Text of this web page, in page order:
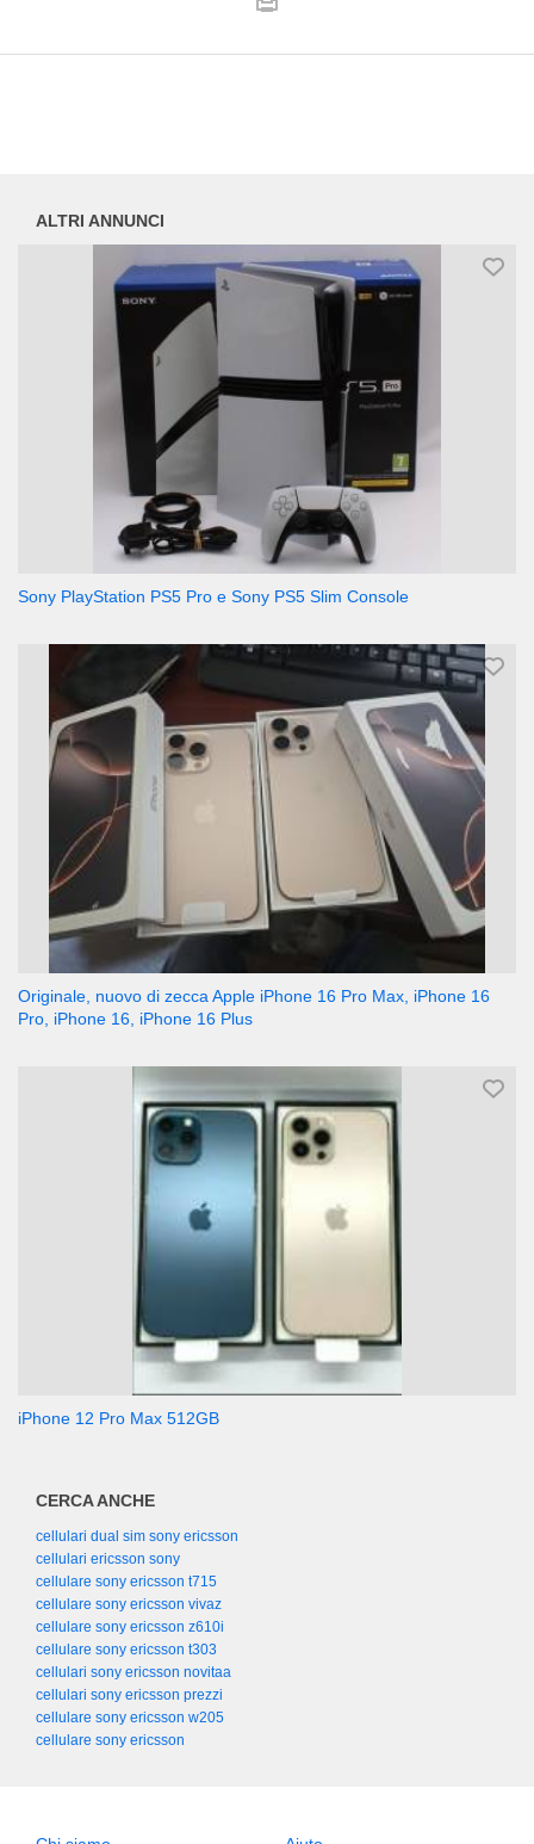
ALTRI ANNUNCI
Sony PlayStation PS5 Pro e Sony PS5 Slim Console
Originale, nuovo di zecca Apple iPhone 16 Pro Max, iPhone 16
Pro, iPhone 16, iPhone 16 Plus
iPhone 12 Pro Max 512GB
CERCA ANCHE
cellulari dual sim sony ericsson
cellulari ericsson sony
cellulare sony ericsson t715
cellulare sony ericsson vivaz
cellulare sony ericsson z610i
cellulare sony ericsson t303
cellulari sony ericsson novitaa
cellulari sony ericsson prezzi
cellulare sony ericsson w205
cellulare sony ericsson